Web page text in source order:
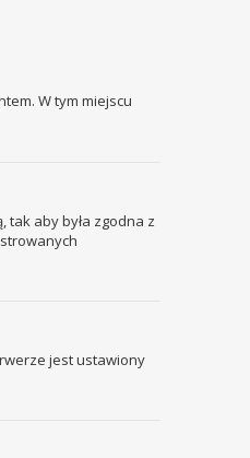
W tym miejscu
tak aby była zgodna z
jest ustawiony